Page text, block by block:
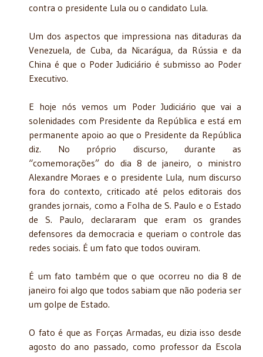
contra o presidente Lula ou o candidato Lula.
Um dos aspectos que impressiona nas ditaduras da
Venezuela, de Cuba, da Nicarágua, da Rússia e da
China é que o Poder Judiciário é submisso ao Poder
Executivo.
E hoje nós vemos um Poder Judiciário que vai a
solenidades com Presidente da República e está em
permanente apoio ao que o Presidente da República
diz. No próprio discurso, durante as
“comemorações” do dia 8 de janeiro, o ministro
Alexandre Moraes e o presidente Lula, num discurso
fora do contexto, criticado até pelos editorais dos
grandes jornais, como a Folha de S. Paulo e o Estado
de S. Paulo, declararam que eram os grandes
defensores da democracia e queriam o controle das
redes sociais. É um fato que todos ouviram.
É um fato também que o que ocorreu no dia 8 de
janeiro foi algo que todos sabiam que não poderia ser
um golpe de Estado.
O fato é que as Forças Armadas, eu dizia isso desde
agosto do ano passado, como professor da Escola